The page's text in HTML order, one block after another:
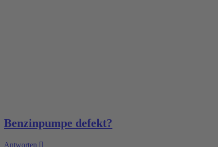
Benzinpumpe defekt?
Antworten